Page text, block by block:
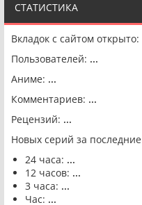
СТАТИСТИКА
Вкладок с сайтом открыто:
Пользователей: ...
Аниме: ...
Комментариев: ...
Рецензий: ...
Новых серий за последние
24 часа: ...
12 часов: ...
3 часа: ...
Час: ...